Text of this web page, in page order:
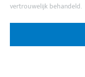
vertrouwelijk behandeld.